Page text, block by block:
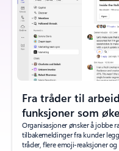
Fra tråder til
funksjoner som
Organisasjoner ønsker å jobbe
tilbakemeldinger fra kunder
tråder, flere emoji-reaksjoner